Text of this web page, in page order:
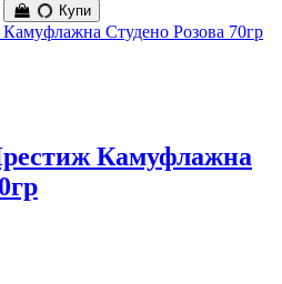
Купи
Камуфлажна